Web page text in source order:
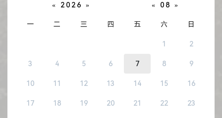
« 2026 » « 08 »
一 二 三 四 五 六 日
1 2
3 4 5 6 7 8 9
10 11 12 13 14 15 16
17 18 19 20 21 22 23